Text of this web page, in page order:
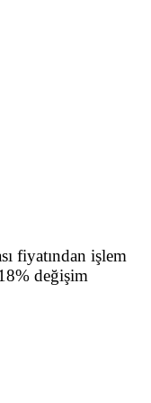
fiyatından işlem
değişim